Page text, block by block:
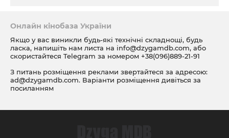
Онлайн кінобаза України
Якщо у вас виникли будь-які технічні складнощі, будь
ласка, напишіть нам листа на info@dzygamdb.com, або
скористайтеся Telegram за номером +38(096)889-21-91
З питань розміщення реклами звертайтеся за адресою:
ad@dzygamdb.com. Варіанти розміщення дивіться за
посиланням